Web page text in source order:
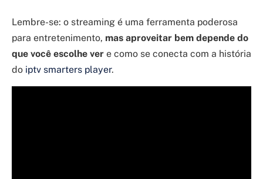
Lembre-se: o streaming é uma ferramenta poderosa
para entretenimento, mas aproveitar bem depende do
que você escolhe ver e como se conecta com a história
do iptv smarters player.